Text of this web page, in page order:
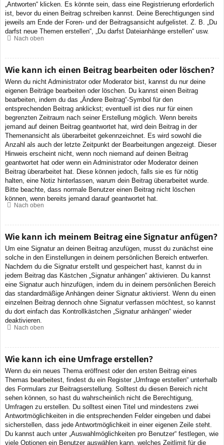
„Antworten“ klicken. Es könnte sein, dass eine Registrierung erforderlich
ist, bevor du einen Beitrag schreiben kannst. Deine Berechtigungen sind
jeweils am Ende der Foren- und der Beitragsansicht aufgelistet. Z. B. „Du
darfst neue Themen erstellen“, „Du darfst Dateianhänge erstellen“ usw.
Nach oben
Wie kann ich einen Beitrag bearbeiten oder löschen?
Wenn du nicht Administrator oder Moderator bist, kannst du nur deine
eigenen Beiträge bearbeiten oder löschen. Du kannst einen Beitrag
bearbeiten, indem du das „Ändere Beitrag“-Symbol für den
entsprechenden Beitrag anklickst; eventuell ist dies nur für einen
begrenzten Zeitraum nach seiner Erstellung möglich. Wenn bereits
jemand auf deinen Beitrag geantwortet hat, wird dein Beitrag in der
Themenansicht als überarbeitet gekennzeichnet. Es wird sowohl die
Anzahl als auch der letzte Zeitpunkt der Bearbeitungen angezeigt. Dieser
Hinweis erscheint nicht, wenn noch niemand auf deinen Beitrag
geantwortet hat oder wenn ein Administrator oder Moderator deinen
Beitrag überarbeitet hat. Diese können jedoch, falls sie es für nötig
halten, eine Notiz hinterlassen, warum dein Beitrag überarbeitet wurde.
Bitte beachte, dass normale Benutzer einen Beitrag nicht löschen
können, wenn bereits jemand darauf geantwortet hat.
Nach oben
Wie kann ich meinem Beitrag eine Signatur anfügen?
Um eine Signatur an deinen Beitrag anzufügen, musst du zunächst eine
solche in den Einstellungen in deinem persönlichen Bereich entwerfen.
Nachdem du die Signatur erstellt und gespeichert hast, kannst du in
jedem Beitrag das Kästchen „Signatur anhängen“ aktivieren. Du kannst
eine Signatur auch hinzufügen, indem du in deinem persönlichen Bereich
das standardmäßige Anhängen deiner Signatur aktivierst. Wenn du einen
einzelnen Beitrag dennoch ohne Signatur verfassen möchtest, so kannst
du dort einfach das Kontrollkästchen „Signatur anhängen“ wieder
deaktivieren.
Nach oben
Wie kann ich eine Umfrage erstellen?
Wenn du ein neues Thema eröffnest oder den ersten Beitrag eines
Themas bearbeitest, findest du ein Register „Umfrage erstellen“ unterhalb
des Formulars zur Beitragserstellung. Solltest du diesen Bereich nicht
sehen können, so hast du wahrscheinlich nicht die Berechtigung,
Umfragen zu erstellen. Du solltest einen Titel und mindestens zwei
Antwortmöglichkeiten in die entsprechenden Felder eingeben und dabei
sicherstellen, dass jede Antwortmöglichkeit in einer eigenen Zeile steht.
Du kannst auch unter „Auswahlmöglichkeiten pro Benutzer“ festlegen, wie
viele Optionen ein Benutzer auswählen kann, welches Zeitlimit für die